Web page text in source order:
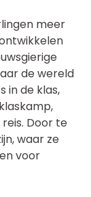
meer
de wereld
in de klas,
Door te
waar ze
voor